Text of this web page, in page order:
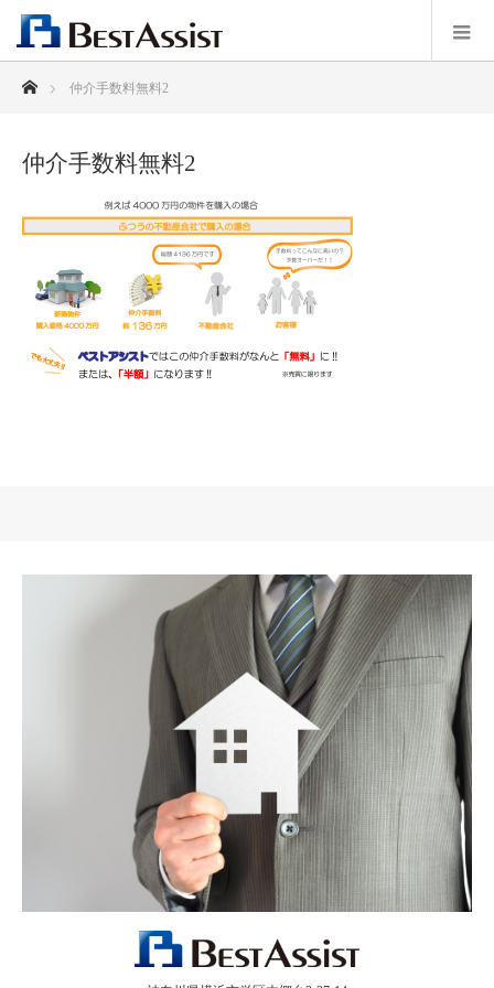
ホーム仲介手数料無料2
仲介手数料無料2